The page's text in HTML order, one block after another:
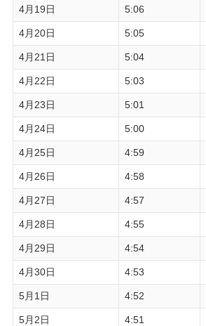
4月19日 5:06
4月20日 5:05
4月21日 5:04
4月22日 5:03
4月23日 5:01
4月24日 5:00
4月25日 4:59
4月26日 4:58
4月27日 4:57
4月28日 4:55
4月29日 4:54
4月30日 4:53
5月1日 4:52
5月2日 4:51